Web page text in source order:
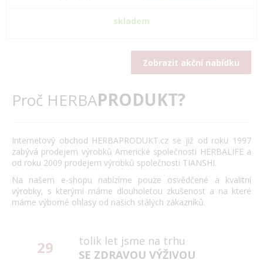
skladem
Zobrazit akční nabídku
Proč HERBAPRODUKT?
Internetový obchod HERBAPRODUKT.cz se již od roku 1997
zabývá prodejem výrobků Americké společnosti HERBALIFE a
od roku 2009 prodejem výrobků společnosti TIANSHI.
Na našem e-shopu nabízíme pouze osvědčené a kvalitní
výrobky, s kterými máme dlouholetou zkušenost a na které
máme výborné ohlasy od našich stálých zákazníků.
29
tolik let jsme na trhu
SE ZDRAVOU VÝŽIVOU